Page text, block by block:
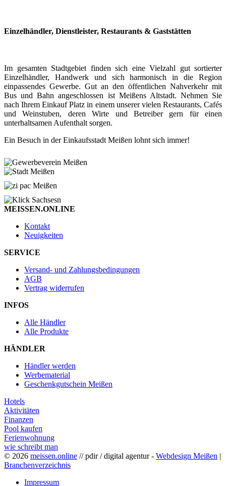
Einzelhändler, Dienstleister, Restaurants & Gaststätten
Im gesamten Stadtgebiet finden sich eine Vielzahl gut sortierter
Einzelhändler, Handwerk und sich harmonisch in die Region
einpassendes Gewerbe. Gut an den öffentlichen Nahverkehr mit
Bus und Bahn angeschlossen ist Meißens Altstadt. Nehmen Sie
nach Ihrem Einkauf Platz in einem unserer vielen Restaurants, Cafés
und Weinstuben, deren Wirte und Betreiber gern für einen
unterhaltsamen Aufenthalt sorgen.
Ein Besuch in der Einkaufsstadt Meißen lohnt sich immer!
MEISSEN.ONLINE
Kontakt
Neuigkeiten
SERVICE
Versand- und Zahlungsbedingungen
AGB
Vertrag widerrufen
INFOS
Alle Händler
Alle Produkte
HÄNDLER
Händler werden
Werbematerial
Geschenkgutschein Meißen
Hotels
Aktivitäten
Finanzen
Pool kaufen
Ferienwohnung
wie schreibt man
© 2026 meissen.online // pdir / digital agentur - Webdesign Meißen |
Branchenverzeichnis
Impressum